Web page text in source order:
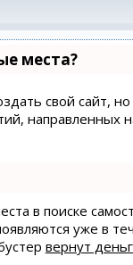
места?
свой сайт,
в поиске
уже в
вернут